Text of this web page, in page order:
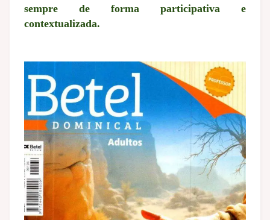
sempre de forma participativa e
contextualizada.